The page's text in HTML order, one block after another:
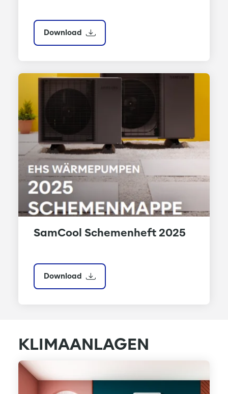
Download
SamCool Schemenheft 2025
Download
KLIMAANLAGEN